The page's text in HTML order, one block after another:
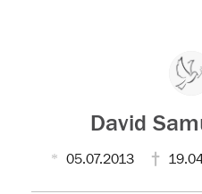
David
05.07.2013